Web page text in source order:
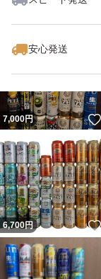
安心発送
7,000円
6,700円